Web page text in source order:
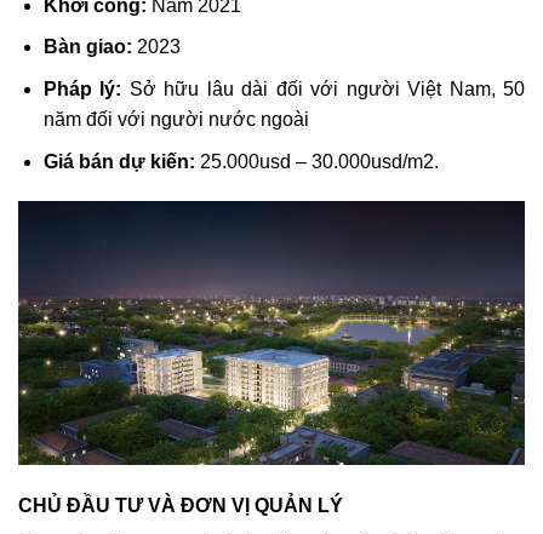
Khởi công: Năm 2021
Bàn giao: 2023
Pháp lý: Sở hữu lâu dài đối với người Việt Nam, 50
năm đối với người nước ngoài
Giá bán dự kiến: 25.000usd – 30.000usd/m2.
CHỦ ĐẦU TƯ VÀ ĐƠN VỊ QUẢN LÝ